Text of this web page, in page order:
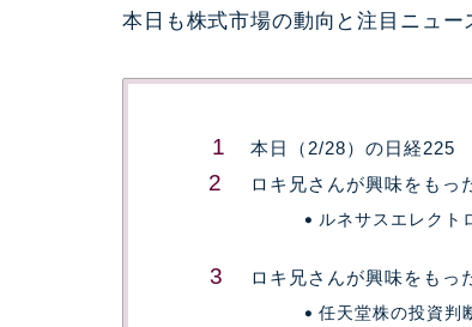
本日も株式市場の動向と注目ニュー
本日（2/28）の日経225
ロキ兄さんが興味をもっ
ルネサスエレクト
ロキ兄さんが興味をもっ
任天堂株の投資判